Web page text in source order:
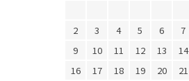
2
3 4 5 6 7
9
10 11 12 13 14
16
17 18 19 20 21